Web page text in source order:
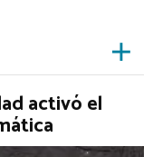
activó el